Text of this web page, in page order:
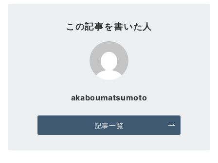
この記事を書いた人
akaboumatsumoto
記事一覧